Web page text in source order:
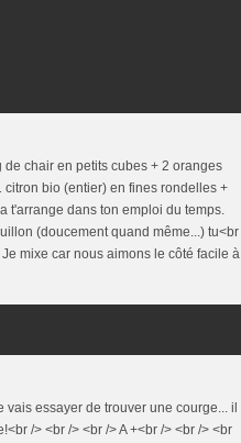
chair en petits cubes + 2 oranges
bio (entier) en fines rondelles +
t'arrange dans ton emploi du temps.
(doucement quand même...) tu<br
mixe car nous aimons le côté facile à
essayer de trouver une courge... il
/> <br /> <br /> A +<br /> <br /> <br